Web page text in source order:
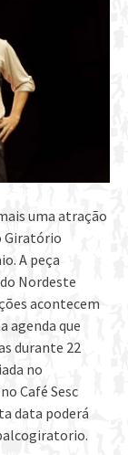
uma atração
Giratório
A peça
Nordeste
acontecem
agenda que
durante 22
no
Café Sesc
data poderá